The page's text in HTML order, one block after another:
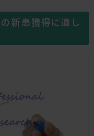
新患獲得に適し